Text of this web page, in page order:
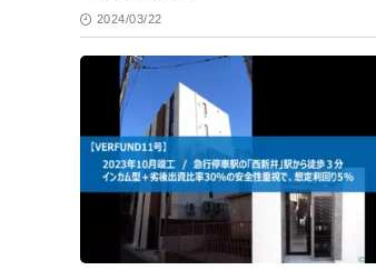
2024/03/22